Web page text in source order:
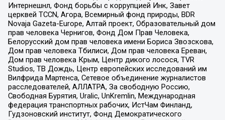
Интернешнл, Фонд борьбы с коррупцией Инк, Завет
церквей TCCN, Агора, Всемирный фонд природы, BDR
Novaja Gazeta-Europe, Алтай проект, Образовательный дом
прав человека Чернигов, Фонд Дом Прав Человека,
Белорусский дом прав человека имени Бориса Звозскова,
Дом прав человека Тбилиси, Дом прав человека Ереван,
Дом прав человека Крым, Центр дикого лосося, TVR
Studios, ТВ Дождь, Центр европейских исследований им
Вилфрида Мартенса, Сетевое объединение журналистов
расследователей, АЛЛАТРА, За свободную Россию,
Свободная Бурятия, Uralic, UnKremlin, Международная
федерация транспортных рабочих, ИстЧам Финланд,
Гудзоновский институт, Фонд Демократического